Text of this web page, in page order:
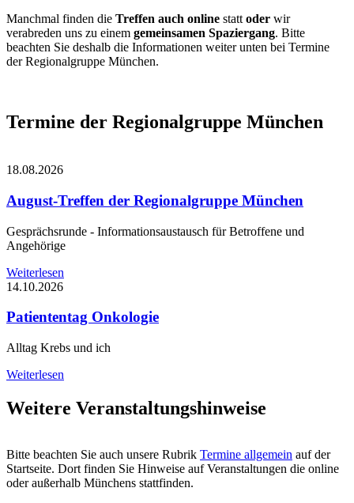
Manchmal finden die Treffen auch online statt oder wir
verabreden uns zu einem gemeinsamen Spaziergang. Bitte
beachten Sie deshalb die Informationen weiter unten bei Termine
der Regionalgruppe München.
Termine der Regionalgruppe München
18.08.2026
August-Treffen der Regionalgruppe München
Gesprächsrunde - Informationsaustausch für Betroffene und
Angehörige
Weiterlesen
14.10.2026
Patiententag Onkologie
Alltag Krebs und ich
Weiterlesen
Weitere Veranstaltungshinweise
Bitte beachten Sie auch unsere Rubrik Termine allgemein auf der
Startseite. Dort finden Sie Hinweise auf Veranstaltungen die online
oder außerhalb Münchens stattfinden.